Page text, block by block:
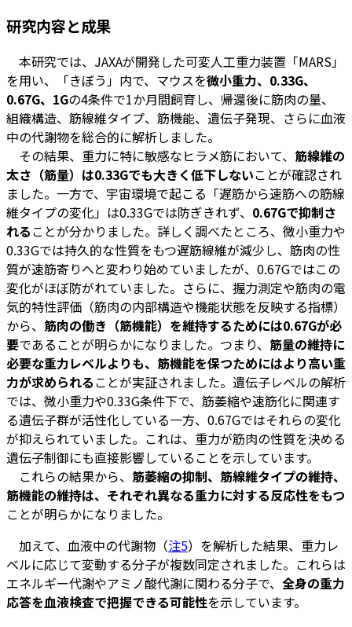
研究内容と成果
本研究では、JAXAが開発した可変人工重力装置「MARS」
を用い、「きぼう」内で、マウスを微小重力、0.33G、
0.67G、1Gの4条件で1か月間飼育し、帰還後に筋肉の量、
組織構造、筋線維タイプ、筋機能、遺伝子発現、さらに血液
中の代謝物を総合的に解析しました。
その結果、重力に特に敏感なヒラメ筋において、 筋線維の
太さ（筋量）は0.33Gでも大きく低下しないことが確認され
ました。一方で、宇宙環境で起こる「遅筋から速筋への筋線
維タイプの変化」は0.33Gでは防ぎきれず、 0.67Gで抑制さ
れることが分かりました。詳しく調べたところ、微小重力や
0.33Gでは持久的な性質をもつ遅筋線維が減少し、筋肉の性
質が速筋寄りへと変わり始めていましたが、0.67Gではこの
変化がほぼ防がれていました。さらに、握力測定や筋肉の電
気的特性評価（筋肉の内部構造や機能状態を反映する指標）
から、 筋肉の働き（筋機能）を維持するためには0.67Gが必
要であることが明らかになりました。つまり、 筋量の維持に
必要な重力レベルよりも、筋機能を保つためにはより高い重
力が求められることが実証されました。遺伝子レベルの解析
では、微小重力や0.33G条件下で、筋萎縮や速筋化に関連す
る遺伝子群が活性化している一方、0.67Gではそれらの変化
が抑えられていました。これは、重力が筋肉の性質を決める
遺伝子制御にも直接影響していることを示しています。
これらの結果から、 筋萎縮の抑制、筋線維タイプの維持、
筋機能の維持は、それぞれ異なる重力に対する反応性をもつ
ことが明らかになりました。
加えて、血液中の代謝物（注5）を解析した結果、重力レ
ベルに応じて変動する分子が複数同定されました。これらは
エネルギー代謝やアミノ酸代謝に関わる分子で、 全身の重力
応答を血液検査で把握できる可能性を示しています。